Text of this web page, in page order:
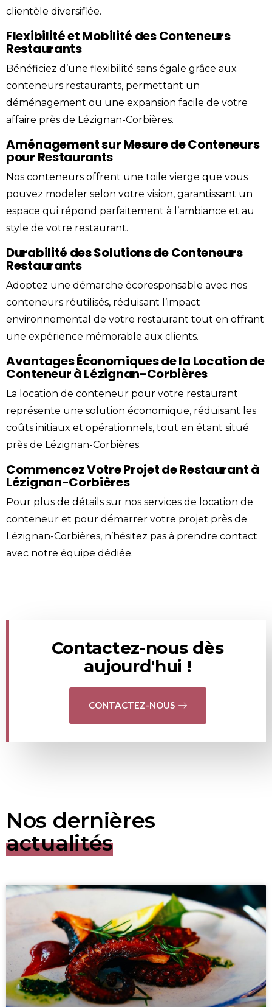
clientèle diversifiée.
Flexibilité et Mobilité des Conteneurs
Restaurants
Bénéficiez d’une flexibilité sans égale grâce aux
conteneurs restaurants, permettant un
déménagement ou une expansion facile de votre
affaire près de Lézignan-Corbières.
Aménagement sur Mesure de Conteneurs
pour Restaurants
Nos conteneurs offrent une toile vierge que vous
pouvez modeler selon votre vision, garantissant un
espace qui répond parfaitement à l’ambiance et au
style de votre restaurant.
Durabilité des Solutions de Conteneurs
Restaurants
Adoptez une démarche écoresponsable avec nos
conteneurs réutilisés, réduisant l’impact
environnemental de votre restaurant tout en offrant
une expérience mémorable aux clients.
Avantages Économiques de la Location de
Conteneur à Lézignan-Corbières
La location de conteneur pour votre restaurant
représente une solution économique, réduisant les
coûts initiaux et opérationnels, tout en étant situé
près de Lézignan-Corbières.
Commencez Votre Projet de Restaurant à
Lézignan-Corbières
Pour plus de détails sur nos services de location de
conteneur et pour démarrer votre projet près de
Lézignan-Corbières, n’hésitez pas à prendre contact
avec notre équipe dédiée.
Contactez-nous dès
aujourd'hui !
CONTACTEZ-NOUS
Nos dernières
actualités